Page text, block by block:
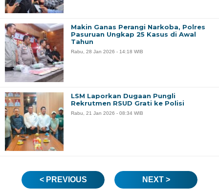
Makin Ganas Perangi Narkoba, Polres
Pasuruan Ungkap 25 Kasus di Awal
Tahun
Rabu, 28 Jan 2026 - 14:18 WIB
LSM Laporkan Dugaan Pungli
Rekrutmen RSUD Grati ke Polisi
Rabu, 21 Jan 2026 - 08:34 WIB
< PREVIOUS NEXT >